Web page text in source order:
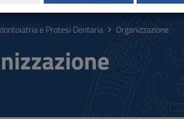
e Protesi Dentaria Organizzazione